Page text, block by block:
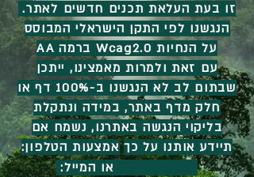
זו בעת העלאת תכנים חדשים לאתר.
הנגשנו לפי התקן הישראלי המבוסס
על הנחיות Wcag2.0 ברמה AA
עם זאת ולמרות מאמצינו, ייתכן
שבתום לב לא הנגשנו ב-100% דף או
חלק מדף באתר, במידה ונתקלת
בליקוי הנגשה באתרנו, נשמח אם
תיידע אותנו על כך אמצעות הטלפון:
0528900179
או המייל: